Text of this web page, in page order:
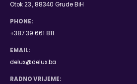
Otok 23., 88340 Grude BiH
PHONE:
+387 39 661 811
EMAIL:
delux@delux.ba
RADNO VRIJEME: